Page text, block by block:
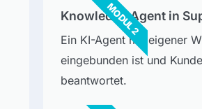
Knowledge Agent in
Ein KI-Agent mit eigener
eingebunden ist und
beantwortet.
MODUL 2